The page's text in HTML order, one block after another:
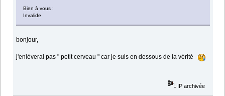
Bien à vous ;
Invalide
bonjour,
j'enlèverai pas " petit cerveau " car je suis en dessous de la vérité
IP archivée